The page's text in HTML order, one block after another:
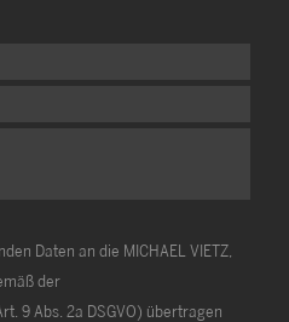
Daten an die MICHAEL VIETZ,
der
9 Abs. 2a DSGVO) übertragen